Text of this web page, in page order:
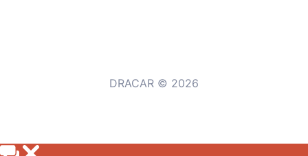
DRACAR © 2026